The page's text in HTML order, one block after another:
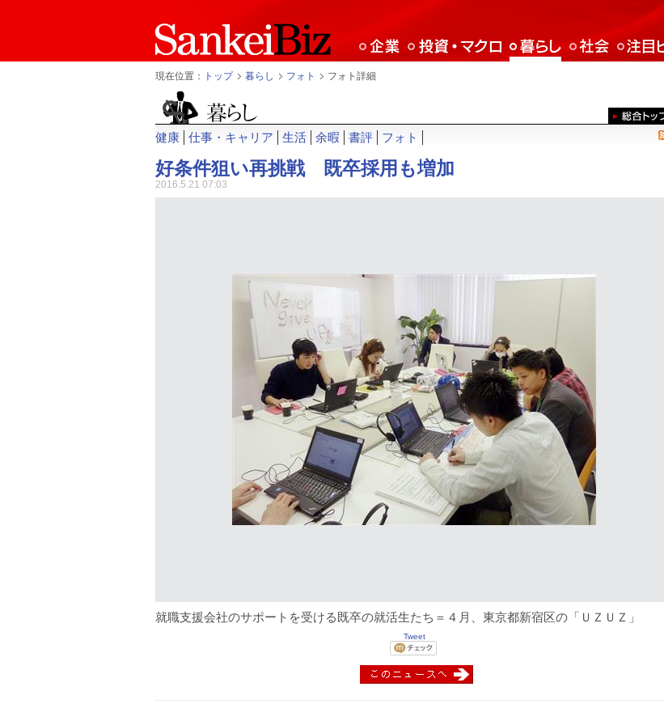
現在位置： トップ 暮らし フォト フォト詳細
健康 仕事・キャリア 生活 余暇 書評 フォト
好条件狙い再挑戦 既卒採用も増加
2016.5.21 07:03
就職支援会社のサポートを受ける既卒の就活生たち＝４月、東京都新宿区の「ＵＺＵＺ」
Tweet